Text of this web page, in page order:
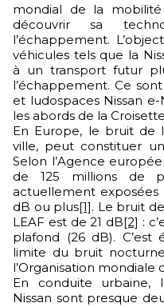
mondial de la
découvrir sa
l’échappement.
véhicules tels que la
à un transport futur
l’échappement. Ce
et ludospaces Nissan
les abords de la
En Europe, le bruit de
ville, peut constituer
Selon l’Agence
de 125 millions de
actuellement
dB ou plus[1]. Le bruit
LEAF est de 21 dB[2] :
plafond (26 dB).
limite du bruit
l’Organisation mondiale
En conduite urbaine,
Nissan sont presque